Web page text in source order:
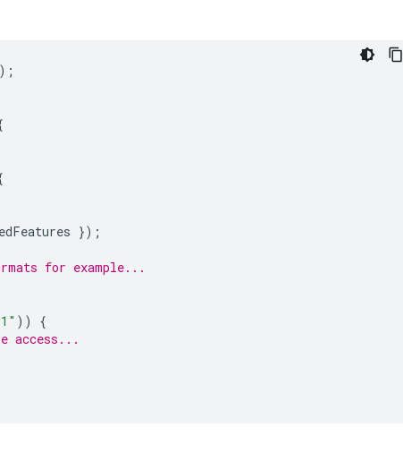
});
for example...
))
{
access...